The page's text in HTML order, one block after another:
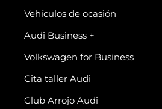
Vehículos de ocasión
Audi Business +
Volkswagen for Business
Cita taller Audi
Club Arrojo Audi